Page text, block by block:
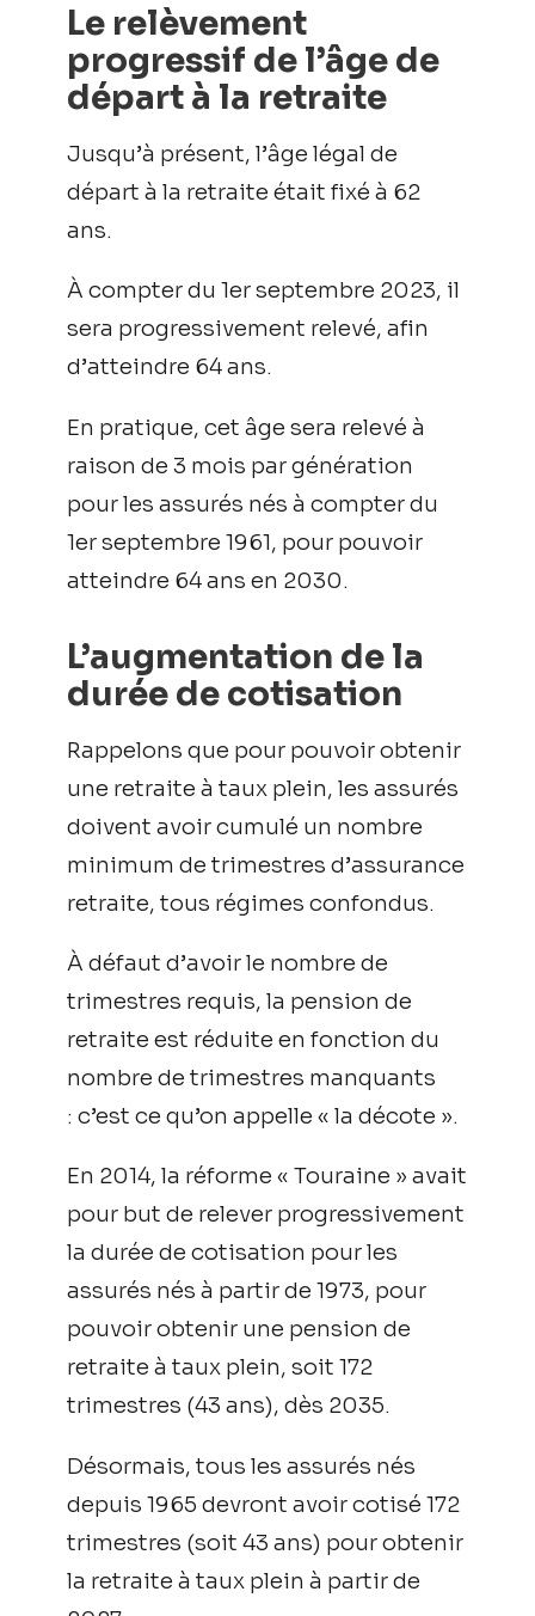
Le relèvement
progressif de l’âge de
départ à la retraite
Jusqu’à présent, l’âge légal de
départ à la retraite était fixé à 62
ans.
À compter du 1er septembre 2023, il
sera progressivement relevé, afin
d’atteindre 64 ans.
En pratique, cet âge sera relevé à
raison de 3 mois par génération
pour les assurés nés à compter du
1er septembre 1961, pour pouvoir
atteindre 64 ans en 2030.
L’augmentation de la
durée de cotisation
Rappelons que pour pouvoir obtenir
une retraite à taux plein, les assurés
doivent avoir cumulé un nombre
minimum de trimestres d’assurance
retraite, tous régimes confondus.
À défaut d’avoir le nombre de
trimestres requis, la pension de
retraite est réduite en fonction du
nombre de trimestres manquants
: c’est ce qu’on appelle « la décote ».
En 2014, la réforme « Touraine » avait
pour but de relever progressivement
la durée de cotisation pour les
assurés nés à partir de 1973, pour
pouvoir obtenir une pension de
retraite à taux plein, soit 172
trimestres (43 ans), dès 2035.
Désormais, tous les assurés nés
depuis 1965 devront avoir cotisé 172
trimestres (soit 43 ans) pour obtenir
la retraite à taux plein à partir de